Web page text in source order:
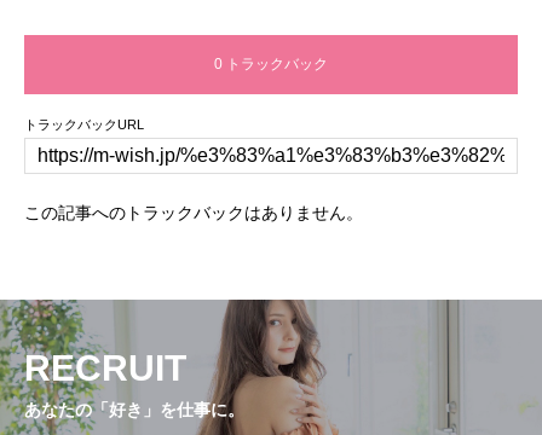
0 トラックバック
トラックバックURL
この記事へのトラックバックはありません。
RECRUIT
あなたの「好き」を仕事に。